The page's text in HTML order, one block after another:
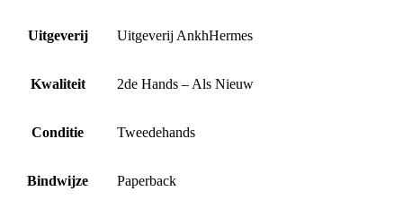
Uitgeverij Uitgeverij AnkhHermes
Kwaliteit 2de Hands – Als Nieuw
Conditie Tweedehands
Bindwijze Paperback